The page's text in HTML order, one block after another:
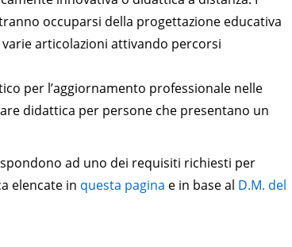
occuparsi della progettazione educativa
varie articolazioni attivando percorsi
per l’aggiornamento professionale nelle
didattica per persone che presentano un
ad uno dei requisiti richiesti per
elencate in questa pagina e in base al D.M. del